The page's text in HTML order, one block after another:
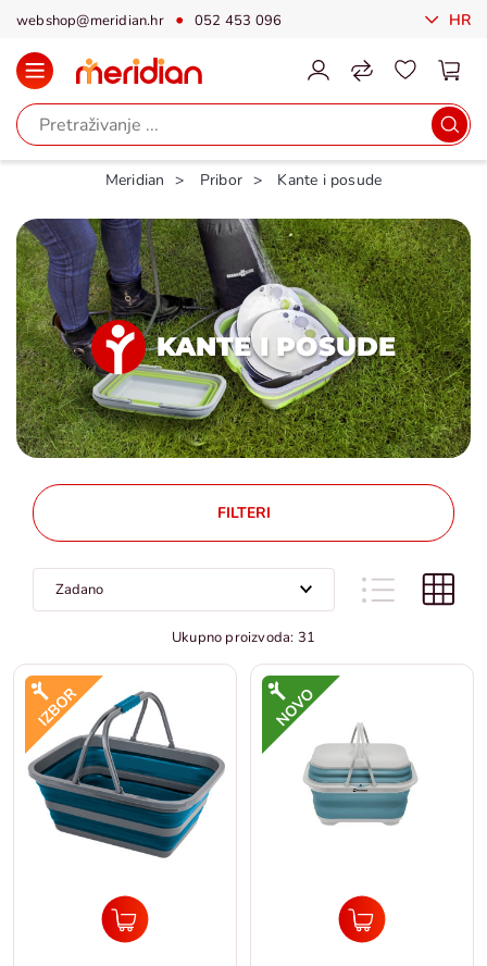
webshop@meridian.hr 052 453 096 HR
Meridian Pribor Kante i posude
KANTE I POSUDE
FILTERI
Ukupno proizvoda: 31